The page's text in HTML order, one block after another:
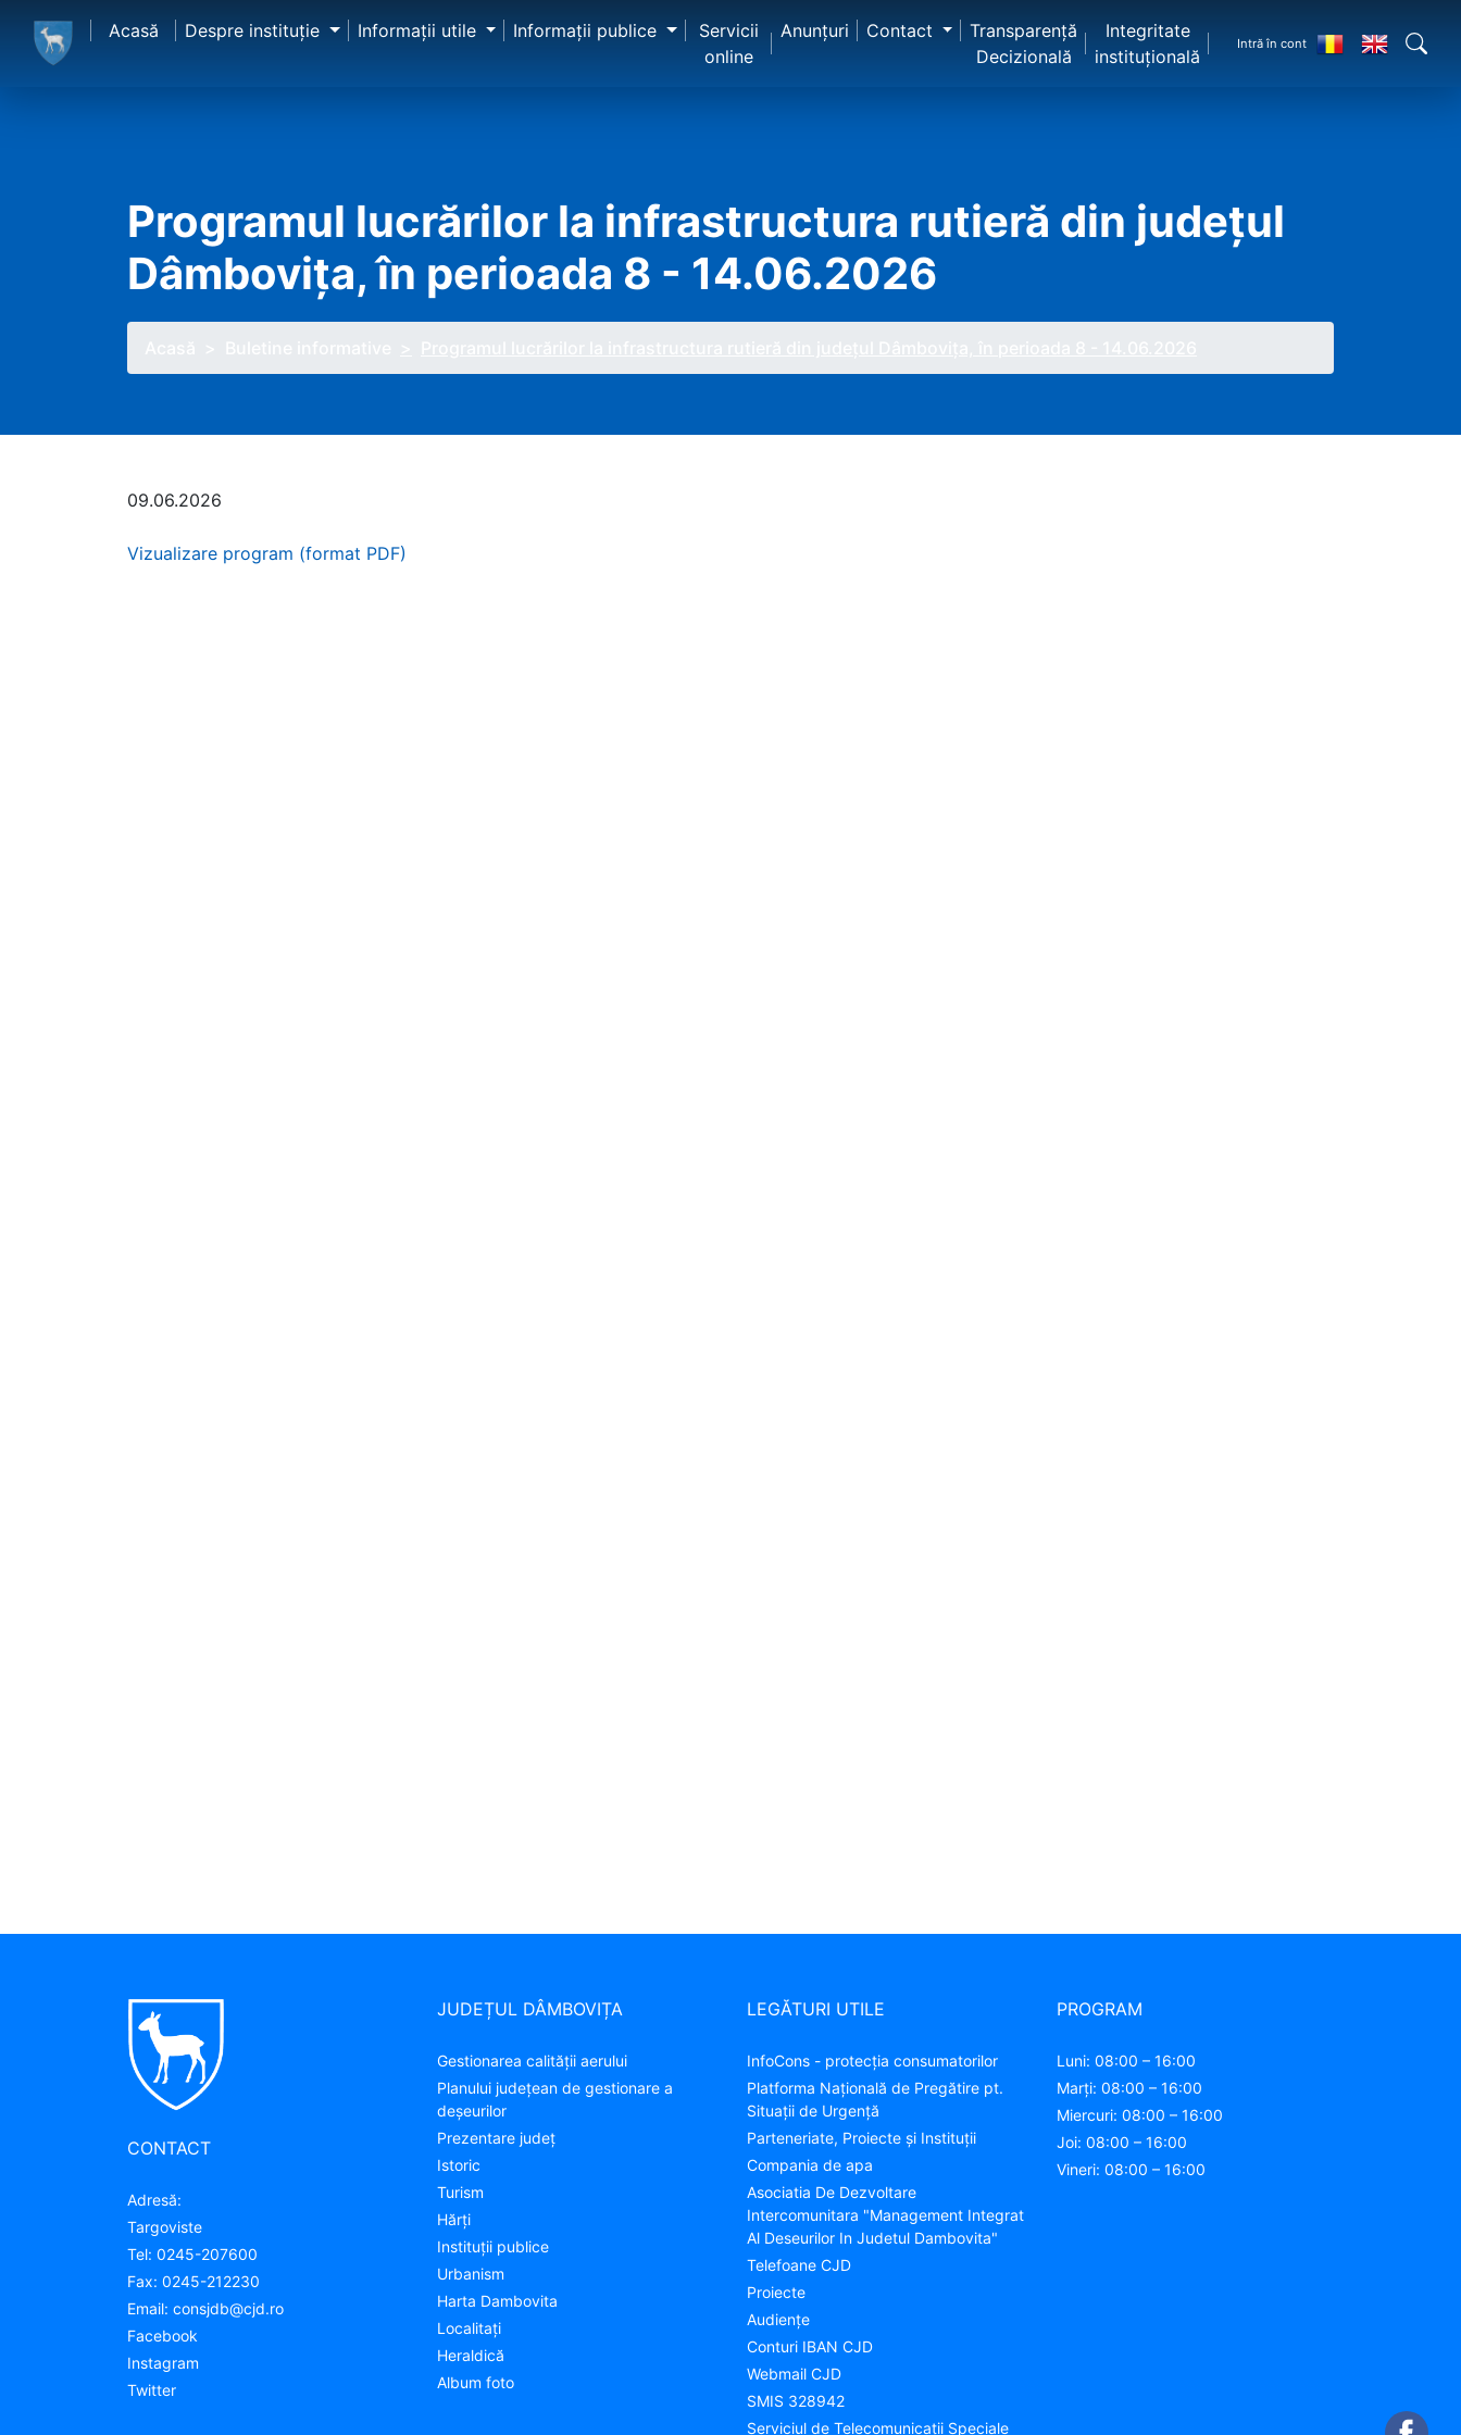
Acasă Despre instituţie Informaţii utile Informaţii publice
Servicii
online
Anunţuri Contact
Transparență
Decizională
Integritate
instituțională
Intră în cont
Programul lucrărilor la infrastructura rutieră din județul
Dâmbovița, în perioada 8 - 14.06.2026
09.06.2026
Vizualizare program (format PDF)
CONTACT
Adresă:
Targoviste
Tel: 0245-207600
Fax: 0245-212230
Email: consjdb@cjd.ro
Facebook
Instagram
Twitter
JUDEȚUL DÂMBOVIȚA
Gestionarea calității aerului
Planului județean de gestionare a
deșeurilor
Prezentare judeţ
Istoric
Turism
Hărţi
Instituţii publice
Urbanism
Harta Dambovita
Localitaţi
Heraldică
Album foto
LEGĂTURI UTILE
InfoCons - protecția consumatorilor
Platforma Națională de Pregătire pt.
Situații de Urgență
Parteneriate, Proiecte și Instituții
Compania de apa
Asociatia De Dezvoltare
Intercomunitara "Management Integrat
Al Deseurilor In Judetul Dambovita"
Telefoane CJD
Proiecte
Audienţe
Conturi IBAN CJD
Webmail CJD
SMIS 328942
Serviciul de Telecomunicații Speciale
PROGRAM
Luni: 08:00 – 16:00
Marți: 08:00 – 16:00
Miercuri: 08:00 – 16:00
Joi: 08:00 – 16:00
Vineri: 08:00 – 16:00